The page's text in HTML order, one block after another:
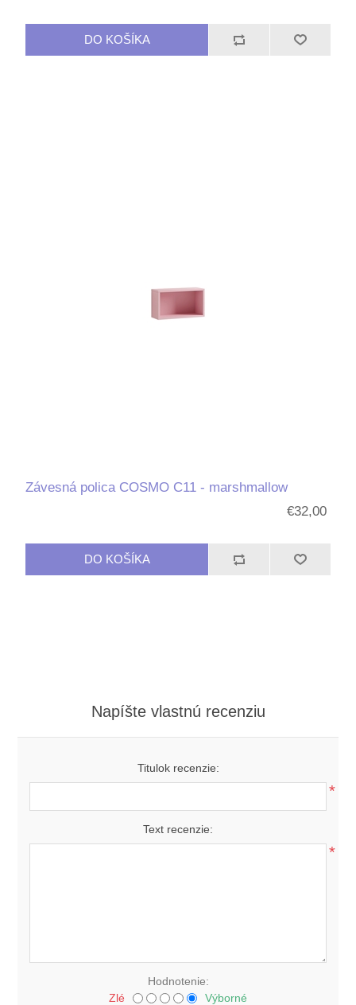
Závesná polica COSMO C11 - marshmallow
€32,00
Napíšte vlastnú recenziu
Titulok recenzie:
*
Text recenzie:
*
Hodnotenie:
Zlé
Výborné